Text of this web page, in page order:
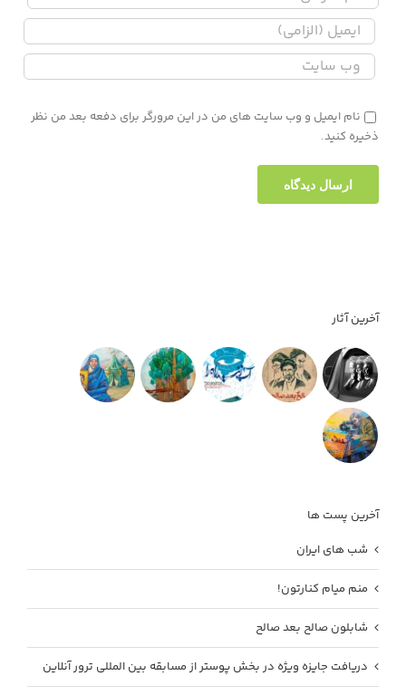
نام ایمیل و وب سایت های من در این مرورگر برای دفعه بعد من نظر
ذخیره کنید.
آخرین آثار
آخرین پست ها
شب های ایران
منم میام کنارتون!
شابلون صالح بعد صالح
دریافت جایزه ویژه در بخش پوستر از مسابقه بین المللی ترور آنلاین